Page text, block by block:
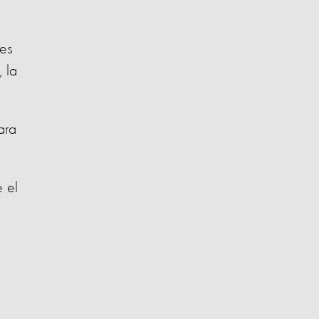
la
el